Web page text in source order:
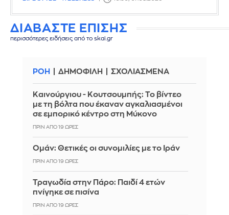
ΔΙΑΒΑΣΤΕ ΕΠΙΣΗΣ
περισσότερες ειδήσεις από το skai.gr
ΡΟΗ ΔΗΜΟΦΙΛΗ ΣΧΟΛΙΑΣΜΕΝΑ
Καινούργιου - Κουτσουμπής: Το βίντεο
με τη βόλτα που έκαναν αγκαλιασμένοι
σε εμπορικό κέντρο στη Μύκονο
ΠΡΙΝ ΑΠΌ 19 ΏΡΕΣ
Ομάν: Θετικές οι συνομιλίες με το Ιράν
ΠΡΙΝ ΑΠΌ 19 ΏΡΕΣ
Τραγωδία στην Πάρο: Παιδί 4 ετών
πνίγηκε σε πισίνα
ΠΡΙΝ ΑΠΌ 19 ΏΡΕΣ